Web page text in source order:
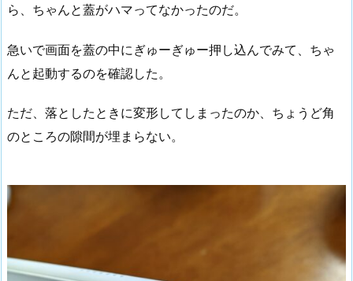
ら、ちゃんと蓋がハマってなかったのだ。
急いで画面を蓋の中にぎゅーぎゅー押し込んでみて、ちゃ
んと起動するのを確認した。
ただ、落としたときに変形してしまったのか、ちょうど角
のところの隙間が埋まらない。